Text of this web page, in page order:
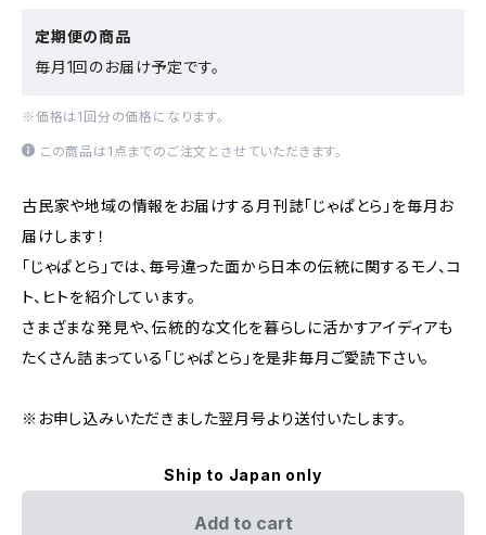
定期便の商品
毎月1回のお届け予定です。
※価格は1回分の価格になります。
この商品は1点までのご注文とさせていただきます。
古民家や地域の情報をお届けする月刊誌「じゃぱとら」を毎月お
届けします！
「じゃぱとら」では、毎号違った面から日本の伝統に関するモノ、コ
ト、ヒトを紹介しています。
さまざまな発見や、伝統的な文化を暮らしに活かすアイディアも
たくさん詰まっている「じゃぱとら」を是非毎月ご愛読下さい。
※お申し込みいただきました翌月号より送付いたします。
Ship to Japan only
Add to cart